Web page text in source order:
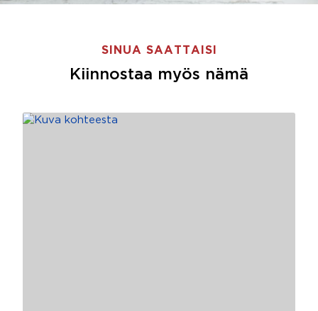
SINUA SAATTAISI
Kiinnostaa myös nämä